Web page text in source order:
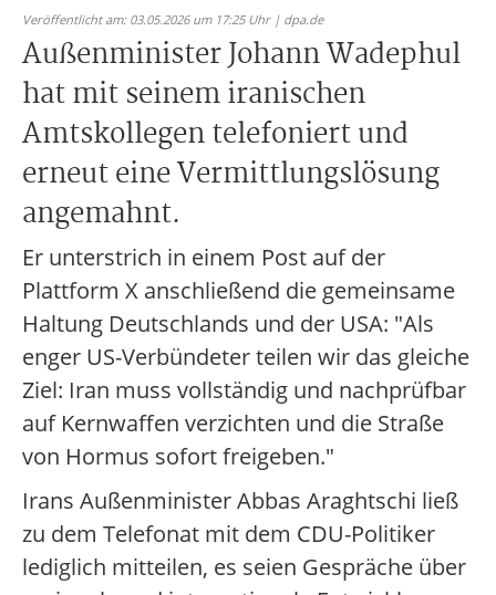
Veröffentlicht am: 03.05.2026 um 17:25 Uhr | dpa.de
Außenminister Johann Wadephul
hat mit seinem iranischen
Amtskollegen telefoniert und
erneut eine Vermittlungslösung
angemahnt.
Er unterstrich in einem Post auf der
Plattform X anschließend die gemeinsame
Haltung Deutschlands und der USA: "Als
enger US-Verbündeter teilen wir das gleiche
Ziel: Iran muss vollständig und nachprüfbar
auf Kernwaffen verzichten und die Straße
von Hormus sofort freigeben."
Irans Außenminister Abbas Araghtschi ließ
zu dem Telefonat mit dem CDU-Politiker
lediglich mitteilen, es seien Gespräche über